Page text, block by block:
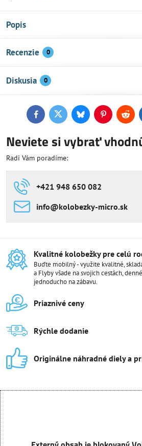
Popis
Recenzie 0
Diskusia 0
FacebookTwitterBlueskyPinterest
Neviete si vybrať
Radi Vám poradíme:
+421 948 650 082
info​@kolobezky-micro​.sk
Kvalitné kolobežky pre celú
Buďte mobilný - využite kvalitné,
a Flyby všade na svojich cestách,
jednoducho na zábavu.
Priaznivé ceny
Rýchle dodanie
Originálne náhradné diely a